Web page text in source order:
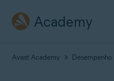
Academy
Avast Academy Desempenho